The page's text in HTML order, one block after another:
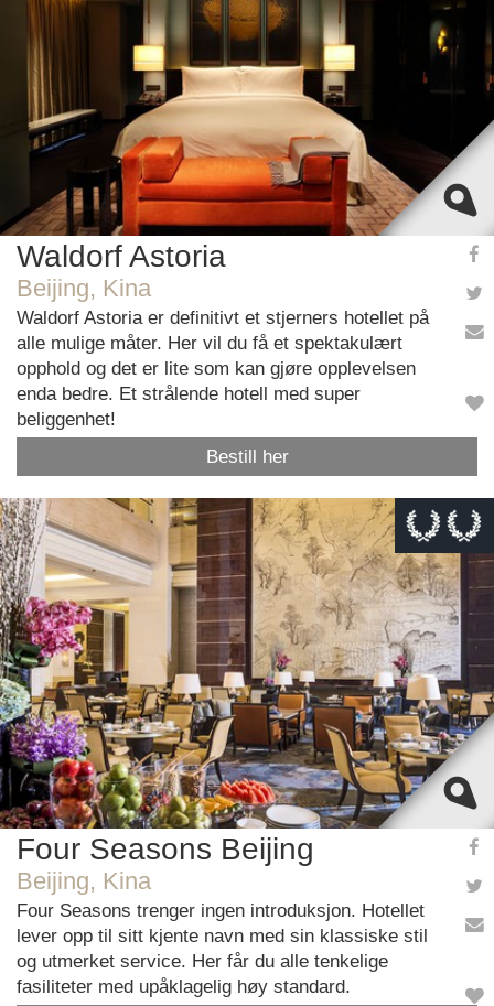
Do you own this website?
Waldorf Astoria
Beijing, Kina
Waldorf Astoria er definitivt et stjerners hotellet på
alle mulige måter. Her vil du få et spektakulært
opphold og det er lite som kan gjøre opplevelsen
enda bedre. Et strålende hotell med super
beliggenhet!
Bestill her
This page can't load Google Maps correctly.
Do you own this website?
OK
Four Seasons Beijing
Beijing, Kina
Four Seasons trenger ingen introduksjon. Hotellet
lever opp til sitt kjente navn med sin klassiske stil
og utmerket service. Her får du alle tenkelige
fasiliteter med upåklagelig høy standard.